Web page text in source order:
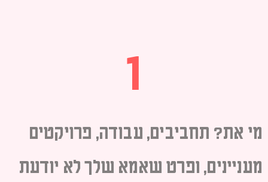
1
מי את? תחביבים, עבודה, פרויקטים
מעניינים, ופרט שאמא שלך לא יודעת